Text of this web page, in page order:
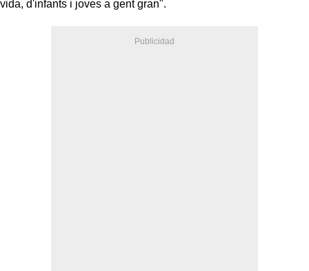
vida, d'infants i joves a gent gran".